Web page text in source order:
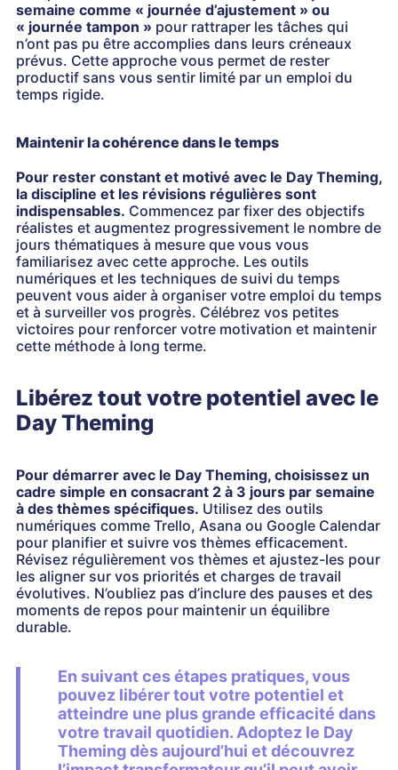
semaine comme « journée d’ajustement » ou
« journée tampon » pour rattraper les tâches qui
n’ont pas pu être accomplies dans leurs créneaux
prévus. Cette approche vous permet de rester
productif sans vous sentir limité par un emploi du
temps rigide.
Maintenir la cohérence dans le temps
Pour rester constant et motivé avec le Day Theming,
la discipline et les révisions régulières sont
indispensables. Commencez par fixer des objectifs
réalistes et augmentez progressivement le nombre de
jours thématiques à mesure que vous vous
familiarisez avec cette approche. Les outils
numériques et les techniques de suivi du temps
peuvent vous aider à organiser votre emploi du temps
et à surveiller vos progrès. Célébrez vos petites
victoires pour renforcer votre motivation et maintenir
cette méthode à long terme.
Libérez tout votre potentiel avec le
Day Theming
Pour démarrer avec le Day Theming, choisissez un
cadre simple en consacrant 2 à 3 jours par semaine
à des thèmes spécifiques. Utilisez des outils
numériques comme Trello, Asana ou Google Calendar
pour planifier et suivre vos thèmes efficacement.
Révisez régulièrement vos thèmes et ajustez-les pour
les aligner sur vos priorités et charges de travail
évolutives. N’oubliez pas d’inclure des pauses et des
moments de repos pour maintenir un équilibre
durable.
En suivant ces étapes pratiques, vous
pouvez libérer tout votre potentiel et
atteindre une plus grande efficacité dans
votre travail quotidien. Adoptez le Day
Theming dès aujourd’hui et découvrez